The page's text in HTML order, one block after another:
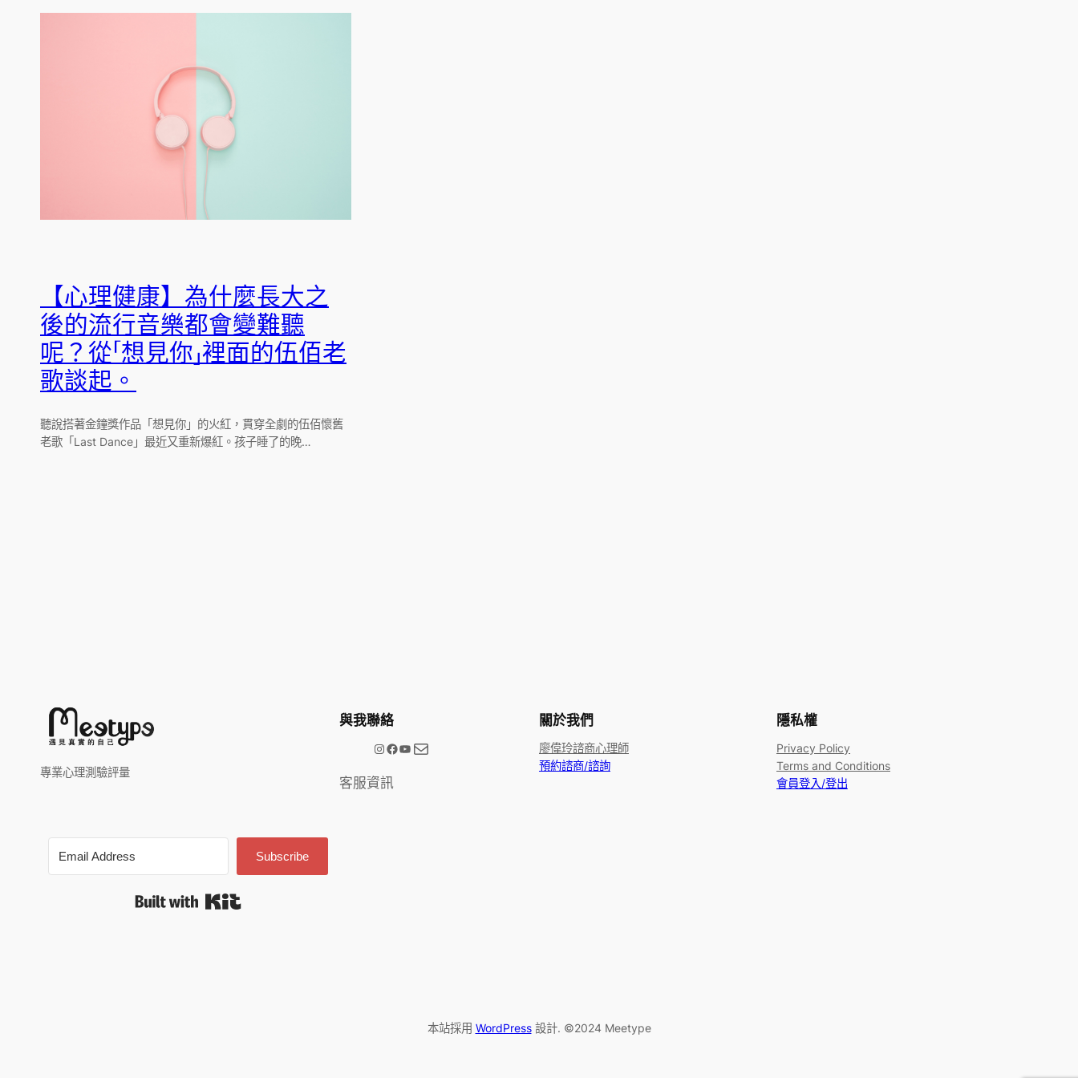
【心理健康】為什麼長大之
後的流行音樂都會變難聽
呢？從「想見你」裡面的伍佰老
歌談起。
聽說搭著金鐘獎作品「想見你」的火紅，貫穿全劇的伍佰懷舊
老歌「Last Dance」最近又重新爆紅。孩子睡了的晚…
專業心理測驗評量
Subscribe
與我聯絡
@meetype.tw Facebook YouTube 電子郵件
客服資訊
關於我們
廖偉玲諮商心理師
預約諮商/諮詢
隱私權
Privacy Policy
Terms and Conditions
會員登入/登出
本站採用 WordPress設計. ©2024 Meetype